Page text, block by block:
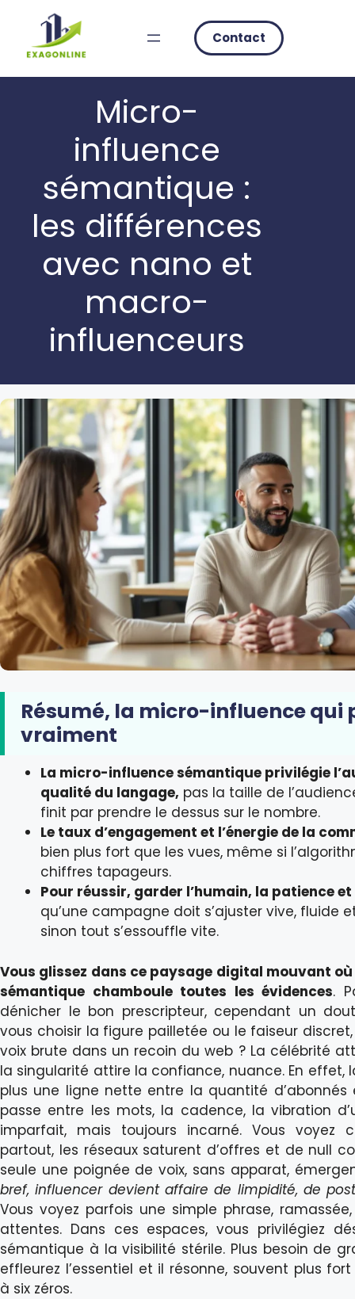
content
Contact
Micro-
influence
sémantique :
les différences
avec nano et
macro-
influenceurs
Résumé, la micro-influence qui
vraiment
La micro-influence sémantique privilégie
qualité du langage, pas la taille de
finit par prendre le dessus sur le nombre.
Le taux d’engagement et l’énergie de la
bien plus fort que les vues, même si
chiffres tapageurs.
Pour réussir, garder l’humain, la patience
qu’une campagne doit s’ajuster vive, fluide
sinon tout s’essouffle vite.
Vous glissez dans ce paysage digital mouvant
sémantique chamboule toutes les évidences.
dénicher le bon prescripteur, cependant un
vous choisir la figure pailletée ou le faiseur
voix brute dans un recoin du web ? La célébrité
la singularité attire la confiance, nuance. En effet,
plus une ligne nette entre la quantité d’abonnés
passe entre les mots, la cadence, la vibration
imparfait, mais toujours incarné. Vous voyez
partout, les réseaux saturent d’offres et de null
seule une poignée de voix, sans apparat,
bref, influencer devient affaire de limpidité, de
Vous voyez parfois une simple phrase,
attentes. Dans ces espaces, vous privilégiez
sémantique à la visibilité stérile. Plus besoin de
effleurez l’essentiel et il résonne, souvent plus
à six zéros.